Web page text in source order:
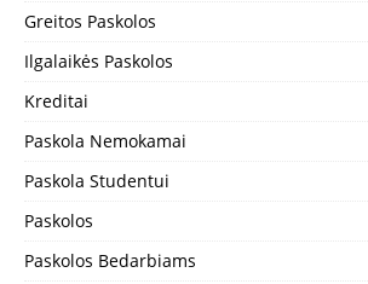
Greitos Paskolos
Ilgalaikės Paskolos
Kreditai
Paskola Nemokamai
Paskola Studentui
Paskolos
Paskolos Bedarbiams